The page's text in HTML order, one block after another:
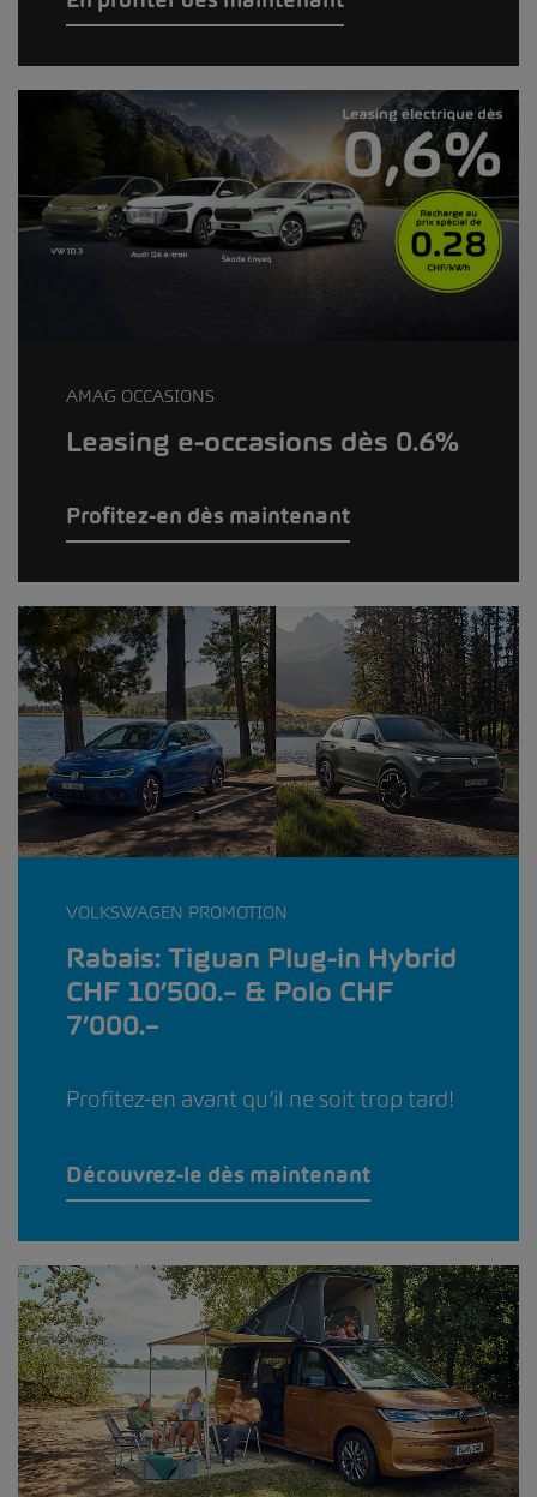
AMAG OCCASIONS
Leasing e-occasions dès 0.6%
Profitez-en dès maintenant
VOLKSWAGEN PROMOTION
Rabais: Tiguan Plug-in Hybrid
CHF 10’500.– & Polo CHF
7’000.–
Profitez-en avant qu’il ne soit trop tard!
Découvrez-le dès maintenant